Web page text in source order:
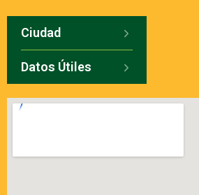
Ciudad
Datos Útiles